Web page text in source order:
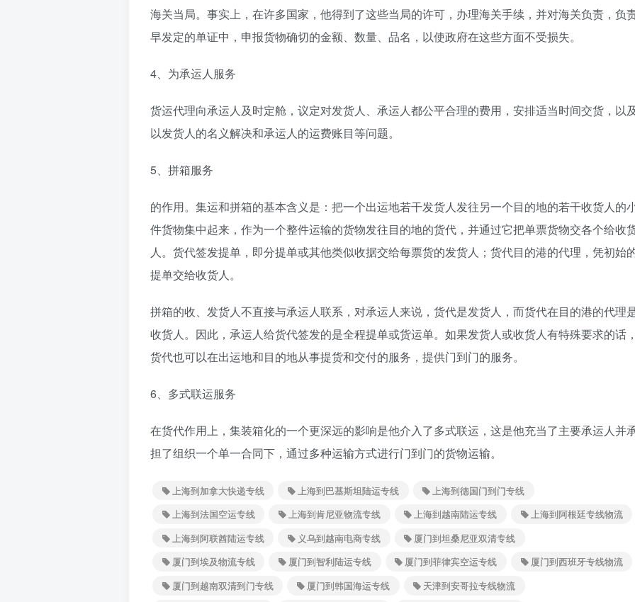
海关当局。事实上，在许多国家，他得到了这些当局的许可，办理海关手续，并对海关负责，负
早发定的单证中，申报货物确切的金额、数量、品名，以使政府在这些方面不受损失。
4、为承运人服务
货运代理向承运人及时定舱，议定对发货人、承运人都公平合理的费用，安排适当时间交货，以
以发货人的名义解决和承运人的运费账目等问题。
5、拼箱服务
的作用。集运和拼箱的基本含义是：把一个出运地若干发货人发往另一个目的地的若干收货人的
件货物集中起来，作为一个整件运输的货物发往目的地的货代，并通过它把单票货物交各个给收
人。货代签发提单，即分提单或其他类似收据交给每票货的发货人；货代目的港的代理，凭初始
提单交给收货人。
拼箱的收、发货人不直接与承运人联系，对承运人来说，货代是发货人，而货代在目的港的代理
收货人。因此，承运人给货代签发的是全程提单或货运单。如果发货人或收货人有特殊要求的话
货代也可以在出运地和目的地从事提货和交付的服务，提供门到门的服务。
6、多式联运服务
在货代作用上，集装箱化的一个更深远的影响是他介入了多式联运，这是他充当了主要承运人并
担了组织一个单一合同下，通过多种运输方式进行门到门的货物运输。
上海到加拿大快递专线 上海到巴基斯坦陆运专线
上海到德国门到门专线
上海到法国空运专线
上海到肯尼亚物流专线 上海到越南陆运专线
上海到阿根廷专线物流
上海到阿联酋陆运专线
义乌到越南电商专线
厦门到坦桑尼亚双清专线
厦门到埃及物流专线
厦门到智利陆运专线 厦门到菲律宾空运专线
厦门到西班牙专线物流
厦门到越南双清到门专线
厦门到韩国海运专线
天津到安哥拉专线物流